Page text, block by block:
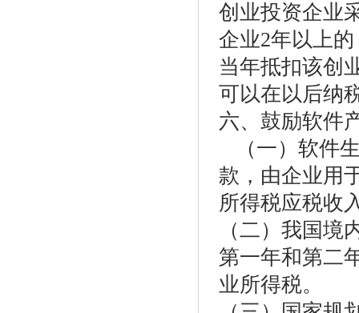
创业投资企业
企业2年以上
当年抵扣该创
可以在以后纳
六、鼓励软件
（一）软件
款，由企业用
所得税应税收
（二）我国
第一年和第二
业所得税。